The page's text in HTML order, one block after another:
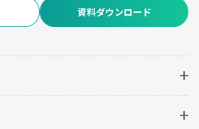
資料ダウンロード